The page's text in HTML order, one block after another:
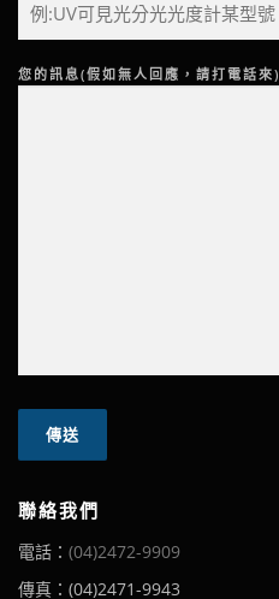
您的訊息(假如無人回應，請打電話來)
聯絡我們
電話： (04)2472-9909
傳真：(04)2471-9943